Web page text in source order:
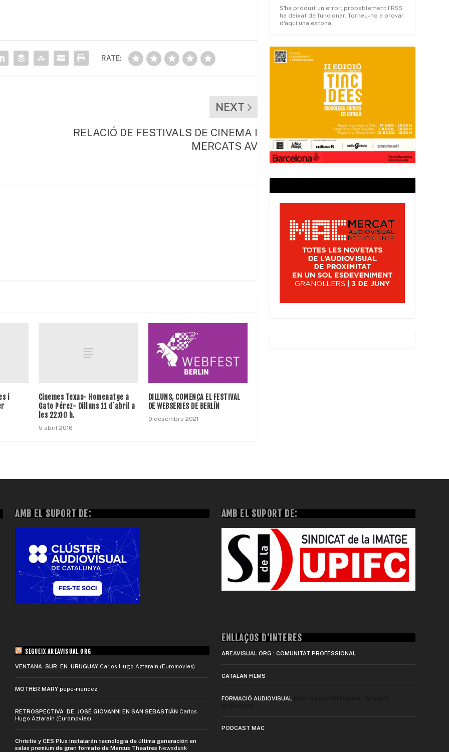
RATE:
NEXT
RELACIÓ DE FESTIVALS DE CINEMA I
MERCATS AV
i
Cinemes Texas- Homenatge a
Gato Pérez- Dilluns 11 d´abril a
les 22:00 h.
5 abril 2016
DILLUNS, COMENÇA EL FESTIVAL
DE WEBSERIES DE BERLÍN
9 desembre 2021
S'ha produït un error; probablement l'RSS
ha deixat de funcionar. Torneu-ho a provar
d'aquí una estona.
AMB EL SUPORT DE:
SEGUEIX AREAVISUAL.ORG
VENTANA SUR EN URUGUAY Carlos Hugo Aztarain (Euromovies)
MOTHER MARY pepe-mendez
RETROSPECTIVA DE JOSÉ GIOVANNI EN SAN SEBASTIÁN Carlos
Hugo Aztarain (Euromovies)
Christie y CES Plus instalarán tecnología de última generación en
salas premium de gran formato de Marcus Theatres Newsdesk
AMB EL SUPORT DE:
ENLLAÇOS D'INTERÈS
AREAVISUAL.ORG : COMUNITAT PROFESSIONAL
CATALAN FILMS
FORMACIÓ AUDIOVISUALpàgina especialitzada en formació
PODCAST MAC